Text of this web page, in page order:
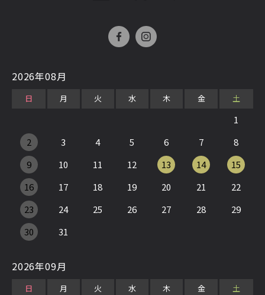
2026年08月
日 月 火 水 木 金 土
1
2
3 4 5 6 7
8
9
10 11 12 13 14
15
16
17 18 19 20 21
22
23
24 25 26 27 28
29
30
31
2026年09月
日 月 火 水 木 金 土